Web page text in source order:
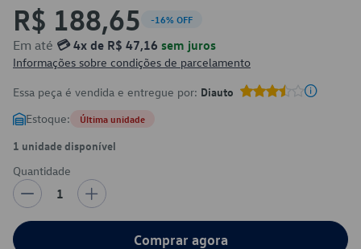
R$ 188,65 -16% OFF
Em até 💳 4x de R$ 47,16 sem juros
Informações sobre condições de parcelamento
Essa peça é vendida e entregue por: Diauto
Estoque: Última unidade
1 unidade disponível
Quantidade
1
Comprar agora